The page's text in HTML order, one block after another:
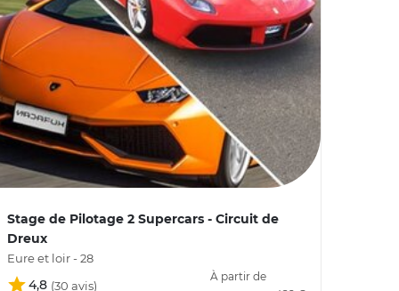
Stage de Pilotage 2 Supercars - Circuit de
Dreux
Eure et loir - 28
4,8
À partir de